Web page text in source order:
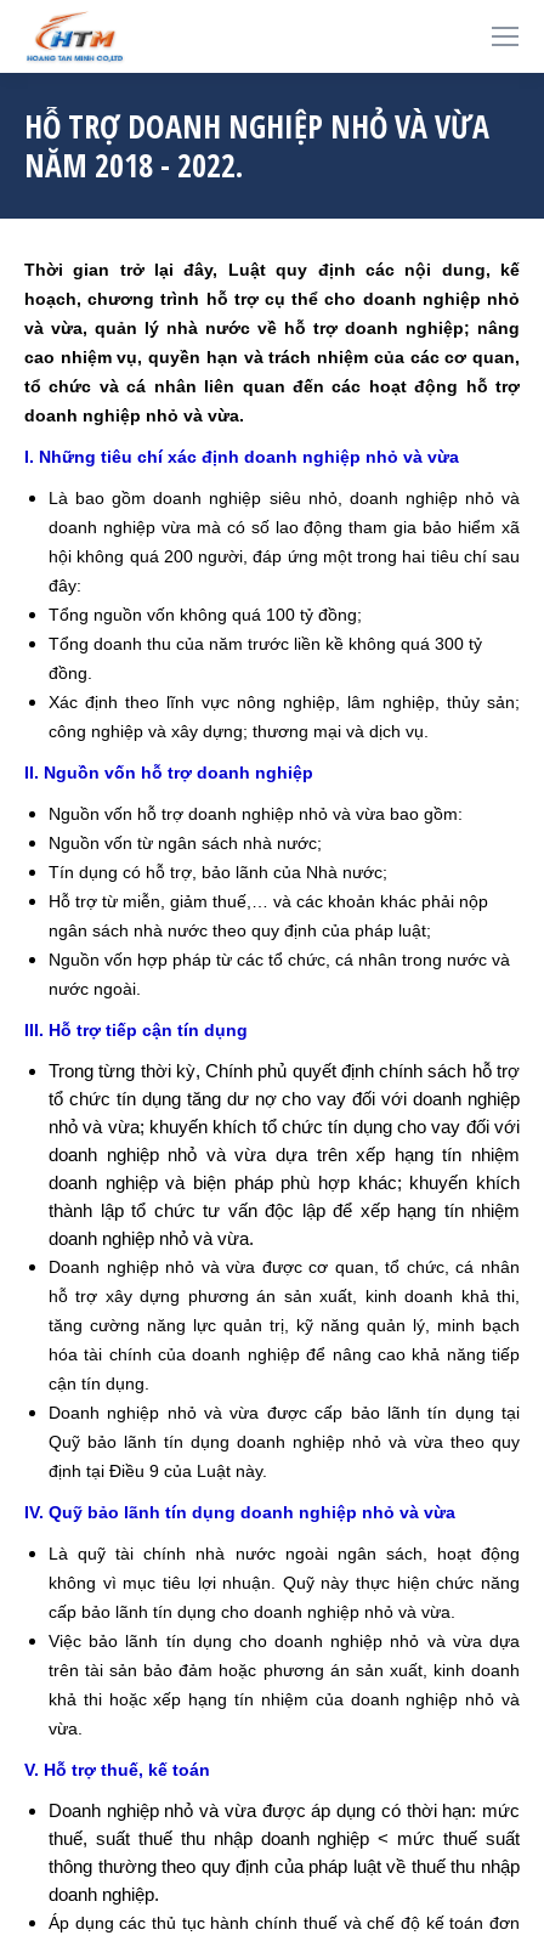
HỖ TRỢ DOANH NGHIỆP NHỎ VÀ VỪA
NĂM 2018 - 2022.
Thời gian trở lại đây, Luật quy định các nội dung, kế
hoạch, chương trình hỗ trợ cụ thể cho doanh nghiệp nhỏ
và vừa, quản lý nhà nước về hỗ trợ doanh nghiệp; nâng
cao nhiệm vụ, quyền hạn và trách nhiệm của các cơ quan,
tổ chức và cá nhân liên quan đến các hoạt động hỗ trợ
doanh nghiệp nhỏ và vừa.
I. Những tiêu chí xác định doanh nghiệp nhỏ và vừa
Là bao gồm doanh nghiệp siêu nhỏ, doanh nghiệp nhỏ và
doanh nghiệp vừa mà có số lao động tham gia bảo hiểm xã
hội không quá 200 người, đáp ứng một trong hai tiêu chí sau
đây:
Tổng nguồn vốn không quá 100 tỷ đồng;
Tổng doanh thu của năm trước liền kề không quá 300 tỷ
đồng.
Xác định theo lĩnh vực nông nghiệp, lâm nghiệp, thủy sản;
công nghiệp và xây dựng; thương mại và dịch vụ.
II. Nguồn vốn hỗ trợ doanh nghiệp
Nguồn vốn hỗ trợ doanh nghiệp nhỏ và vừa bao gồm:
Nguồn vốn từ ngân sách nhà nước;
Tín dụng có hỗ trợ, bảo lãnh của Nhà nước;
Hỗ trợ từ miễn, giảm thuế,… và các khoản khác phải nộp
ngân sách nhà nước theo quy định của pháp luật;
Nguồn vốn hợp pháp từ các tổ chức, cá nhân trong nước và
nước ngoài.
III. Hỗ trợ tiếp cận tín dụng
Trong từng thời kỳ, Chính phủ quyết định chính sách hỗ trợ
tổ chức tín dụng tăng dư nợ cho vay đối với doanh nghiệp
nhỏ và vừa; khuyến khích tổ chức tín dụng cho vay đối với
doanh nghiệp nhỏ và vừa dựa trên xếp hạng tín nhiệm
doanh nghiệp và biện pháp phù hợp khác; khuyến khích
thành lập tổ chức tư vấn độc lập để xếp hạng tín nhiệm
doanh nghiệp nhỏ và vừa.
Doanh nghiệp nhỏ và vừa được cơ quan, tổ chức, cá nhân
hỗ trợ xây dựng phương án sản xuất, kinh doanh khả thi,
tăng cường năng lực quản trị, kỹ năng quản lý, minh bạch
hóa tài chính của doanh nghiệp để nâng cao khả năng tiếp
cận tín dụng.
Doanh nghiệp nhỏ và vừa được cấp bảo lãnh tín dụng tại
Quỹ bảo lãnh tín dụng doanh nghiệp nhỏ và vừa theo quy
định tại Điều 9 của Luật này.
IV. Quỹ bảo lãnh tín dụng doanh nghiệp nhỏ và vừa
Là quỹ tài chính nhà nước ngoài ngân sách, hoạt động
không vì mục tiêu lợi nhuận. Quỹ này thực hiện chức năng
cấp bảo lãnh tín dụng cho doanh nghiệp nhỏ và vừa.
Việc bảo lãnh tín dụng cho doanh nghiệp nhỏ và vừa dựa
trên tài sản bảo đảm hoặc phương án sản xuất, kinh doanh
khả thi hoặc xếp hạng tín nhiệm của doanh nghiệp nhỏ và
vừa.
V. Hỗ trợ thuế, kế toán
Doanh nghiệp nhỏ và vừa được áp dụng có thời hạn: mức
thuế, suất thuế thu nhập doanh nghiệp < mức thuế suất
thông thường theo quy định của pháp luật về thuế thu nhập
doanh nghiệp.
Áp dụng các thủ tục hành chính thuế và chế độ kế toán đơn